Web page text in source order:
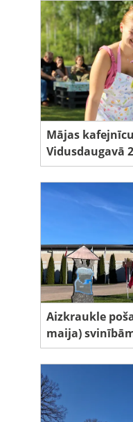
Mājas
Vidusdaugavā
Aizkraukle
maija)